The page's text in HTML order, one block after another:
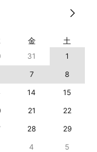
金 土
31
1
7
8
14
15
21
22
28
29
4 5